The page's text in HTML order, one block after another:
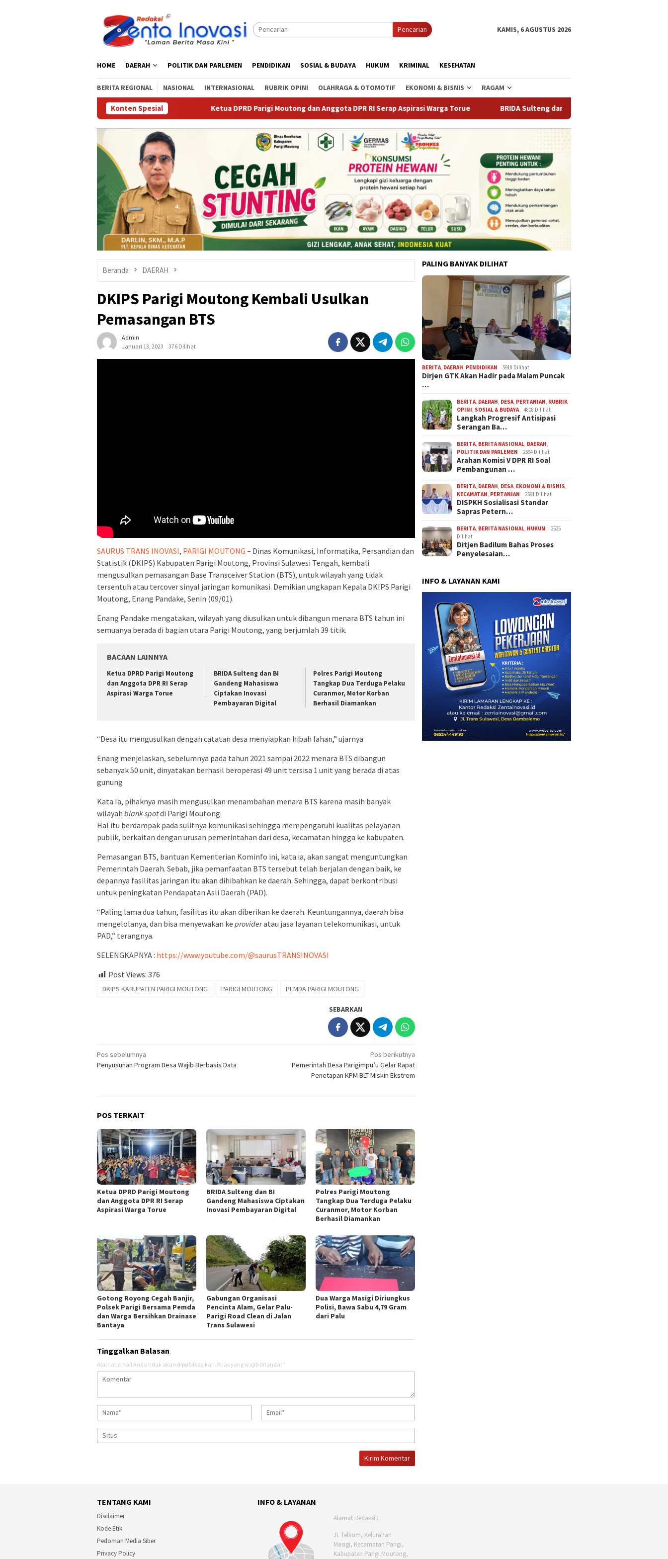
Pencarian KAMIS, 6 AGUSTUS 2026
HOME DAERAH POLITIK DAN PARLEMEN PENDIDIKAN SOSIAL & BUDAYA HUKUM KRIMINAL KESEHATAN
BERITA REGIONAL NASIONAL INTERNASIONAL RUBRIK OPINI OLAHRAGA & OTOMOTIF EKONOMI & BISNIS RAGAM
Konten Spesial‎Ketua DPRD Parigi Moutong dan Anggota DPR RI Serap Aspirasi Warga Torue BRIDA Sulteng dan BI Gandeng Mahasiswa Ciptakan Inovasi
Beranda DAERAH
DKIPS Parigi Moutong Kembali Usulkan
Pemasangan BTS
Admin
Januari 13, 2023
376 Dilihat
SAURUS TRANS INOVASI, PARIGI MOUTONG – Dinas Komunikasi, Informatika, Persandian dan
Statistik (DKIPS) Kabupaten Parigi Moutong, Provinsi Sulawesi Tengah, kembali
mengusulkan pemasangan Base Transceiver Station (BTS), untuk wilayah yang tidak
tersentuh atau tercover sinyal jaringan komunikasi. Demikian ungkapan Kepala DKIPS Parigi
Moutong, Enang Pandake, Senin (09/01).
Enang Pandake mengatakan, wilayah yang diusulkan untuk dibangun menara BTS tahun ini
semuanya berada di bagian utara Parigi Moutong, yang berjumlah 39 titik.
BACAAN LAINNYA
‎Ketua DPRD Parigi Moutong
dan Anggota DPR RI Serap
Aspirasi Warga Torue
BRIDA Sulteng dan BI
Gandeng Mahasiswa
Ciptakan Inovasi
Pembayaran Digital
Polres Parigi Moutong
Tangkap Dua Terduga Pelaku
Curanmor, Motor Korban
Berhasil Diamankan
“Desa itu mengusulkan dengan catatan desa menyiapkan hibah lahan,” ujarnya
Enang menjelaskan, sebelumnya pada tahun 2021 sampai 2022 menara BTS dibangun
sebanyak 50 unit, dinyatakan berhasil beroperasi 49 unit tersisa 1 unit yang berada di atas
gunung
Kata Ia, pihaknya masih mengusulkan menambahan menara BTS karena masih banyak
wilayah blank spotdi Parigi Moutong.
Hal itu berdampak pada sulitnya komunikasi sehingga mempengaruhi kualitas pelayanan
publik, berkaitan dengan urusan pemerintahan dari desa, kecamatan hingga ke kabupaten.
Pemasangan BTS, bantuan Kementerian Kominfo ini, kata ia, akan sangat menguntungkan
Pemerintah Daerah. Sebab, jika pemanfaatan BTS tersebut telah berjalan dengan baik, ke
depannya fasilitas jaringan itu akan dihibahkan ke daerah. Sehingga, dapat berkontribusi
untuk peningkatan Pendapatan Asli Daerah (PAD).
“Paling lama dua tahun, fasilitas itu akan diberikan ke daerah. Keuntungannya, daerah bisa
mengelolanya, dan bisa menyewakan ke provideratau jasa layanan telekomunikasi, untuk
PAD,” terangnya.
SELENGKAPNYA : https://www.youtube.com/@saurusTRANSINOVASI
Post Views: 376
DKIPS KABUPATEN PARIGI MOUTONG PARIGI MOUTONG PEMDA PARIGI MOUTONG
SEBARKAN
Navigasi
pos
Pos sebelumnya
Penyusunan Program Desa Wajib Berbasis Data
Pos berikutnya
Pemerintah Desa Parigimpu’u Gelar Rapat
Penetapan KPM BLT Miskin Ekstrem
POS TERKAIT
‎Ketua DPRD Parigi Moutong
dan Anggota DPR RI Serap
Aspirasi Warga Torue
BRIDA Sulteng dan BI
Gandeng Mahasiswa Ciptakan
Inovasi Pembayaran Digital
Polres Parigi Moutong
Tangkap Dua Terduga Pelaku
Curanmor, Motor Korban
Berhasil Diamankan
Gotong Royong Cegah Banjir,
Polsek Parigi Bersama Pemda
dan Warga Bersihkan Drainase
Bantaya
Gabungan Organisasi
Pencinta Alam, Gelar Palu-
Parigi Road Clean di Jalan
Trans Sulawesi
Dua Warga Masigi Diriungkus
Polisi, Bawa Sabu 4,79 Gram
dari Palu
Tinggalkan Balasan
Alamat email Anda tidak akan dipublikasikan. Ruas yang wajib ditandai *
PALING BANYAK DILIHAT
BERITA DAERAH PENDIDIKAN 5918 Dilihat
Dirjen GTK Akan Hadir pada Malam Puncak
…
BERITA DAERAH DESA PERTANIAN RUBRIK
OPINI SOSIAL & BUDAYA 4808 Dilihat
Langkah Progresif Antisipasi
Serangan Ba…
BERITA BERITA NASIONAL DAERAH
POLITIK DAN PARLEMEN
2594 Dilihat
Arahan Komisi V DPR RI Soal
Pembangunan …
BERITA DAERAH DESA EKONOMI & BISNIS
KECAMATAN PERTANIAN 2591 Dilihat
DISPKH Sosialisasi Standar
Sapras Petern…
BERITA BERITA NASIONAL HUKUM
2525
Dilihat
Ditjen Badilum Bahas Proses
Penyelesaian…
INFO & LAYANAN KAMI
TENTANG KAMI
Disclaimer
Kode Etik
Pedoman Media Siber
Privacy Policy
INFO & LAYANAN
Alamat Redaksi :
Jl. Telkom, Kelurahan
Masigi, Kecamatan Parigi,
Kabupaten Parigi Moutong,